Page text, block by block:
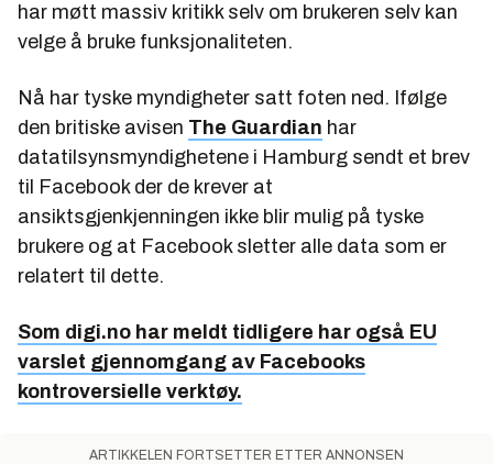
har møtt massiv kritikk selv om brukeren selv kan
velge å bruke funksjonaliteten.
Nå har tyske myndigheter satt foten ned. Ifølge
den britiske avisen The Guardian har
datatilsynsmyndighetene i Hamburg sendt et brev
til Facebook der de krever at
ansiktsgjenkjenningen ikke blir mulig på tyske
brukere og at Facebook sletter alle data som er
relatert til dette.
Som digi.no har meldt tidligere har også EU
varslet gjennomgang av Facebooks
kontroversielle verktøy.
ARTIKKELEN FORTSETTER ETTER ANNONSEN